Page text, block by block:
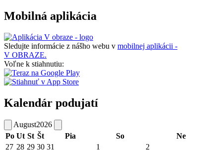
Mobilná aplikácia
Sledujte informácie z nášho webu v mobilnej aplikácii -
V OBRAZE.
Voľne k stiahnutiu:
Kalendár podujatí
August2026
Po Ut St Št Pia So
Ne
27 28 29 30 31 1 2